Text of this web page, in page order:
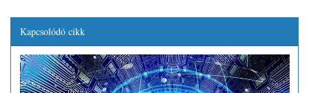
Kapcsolódó cikk